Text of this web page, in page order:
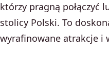
którzy pragną połączyć
stolicy Polski. To
wyrafinowane atrakcje i